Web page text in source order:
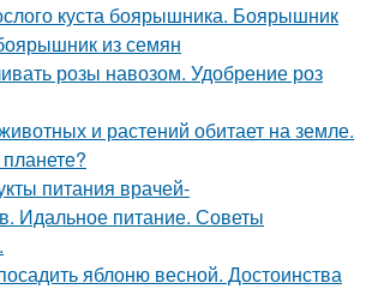
куста боярышника. Боярышник
из семян
розы навозом. Удобрение роз
и растений обитает на земле.
питания врачей-
Идальное питание. Советы
яблоню весной. Достоинства